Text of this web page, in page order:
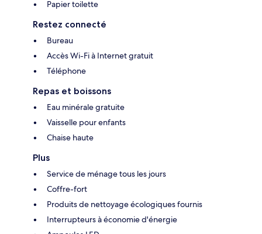
Papier toilette
Restez connecté
Bureau
Accès Wi-Fi à Internet gratuit
Téléphone
Repas et boissons
Eau minérale gratuite
Vaisselle pour enfants
Chaise haute
Plus
Service de ménage tous les jours
Coffre-fort
Produits de nettoyage écologiques fournis
Interrupteurs à économie d'énergie